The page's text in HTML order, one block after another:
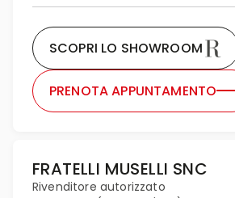
SCOPRI LO SHOWROOM
PRENOTA APPUNTAMENTO
FRATELLI MUSELLI SNC
Rivenditore autorizzato